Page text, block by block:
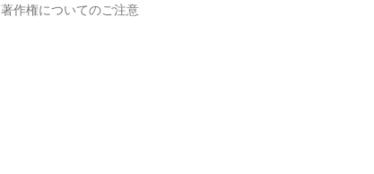
著作権についてのご注意